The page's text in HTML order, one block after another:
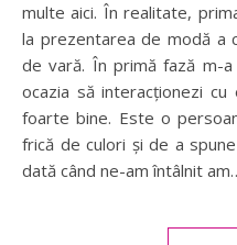
multe aici. În realitate,
la prezentarea de modă a
de vară. În primă fază m-
ocazia să interacționezi
foarte bine. Este o
frică de culori și de a
dată când ne-am întâlnit